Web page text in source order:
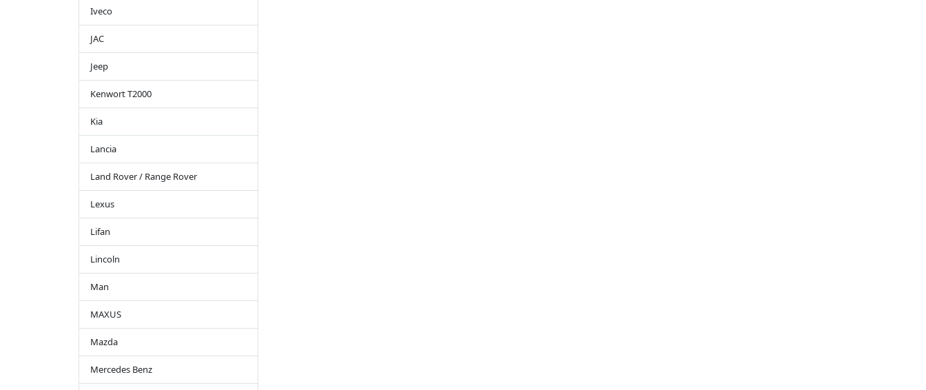
Iveco
JAC
Jeep
Kenwort T2000
Kia
Lancia
Land Rover / Range Rover
Lexus
Lifan
Lincoln
Man
MAXUS
Mazda
Mercedes Benz